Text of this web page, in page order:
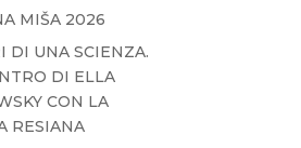
MIŠA 2026
DI UNA SCIENZA.
DI ELLA
CON LA
RESIANA